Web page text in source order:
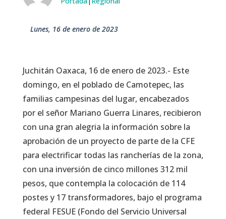
lunes, 16 de enero de 2023
Juchitán Oaxaca, 16 de enero de 2023.- Este
domingo, en el poblado de Camotepec, las
familias campesinas del lugar, encabezados
por el señor Mariano Guerra Linares, recibieron
con una gran alegria la información sobre la
aprobación de un proyecto de parte de la CFE
para electrificar todas las rancherías de la zona,
con una inversión de cinco millones 312 mil
pesos, que contempla la colocación de 114
postes y 17 transformadores, bajo el programa
federal FESUE (Fondo del Servicio Universal